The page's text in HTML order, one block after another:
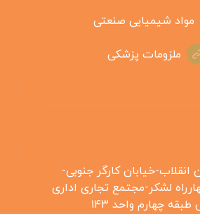
مواد شیمیایی صنعتی
ملزومات پزشکی
خیابان کارگر جنوبی-
لشکر-مجتمع تجاری اداری
طبقه چهارم واحد ۱۴۳